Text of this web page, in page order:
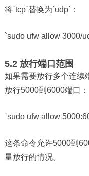
将`tcp`替换为`udp`：
`sudo ufw allow 3000/
5.2 放行端口范围
如果需要放行多个连续
放行5000到6000端口：
`sudo ufw allow
这条命令允许5000到
量放行的情况。